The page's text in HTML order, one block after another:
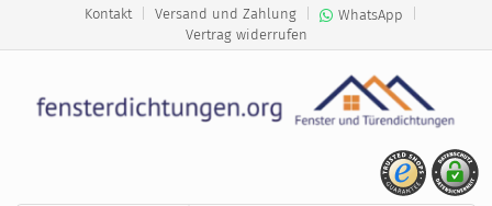
Kontakt Versand und Zahlung WhatsApp
Vertrag widerrufen